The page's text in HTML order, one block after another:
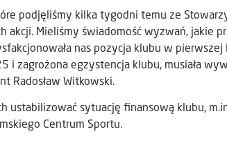
podjęliśmy kilka tygodni temu ze
akcji. Mieliśmy świadomość wyzwań, jakie
nas pozycja klubu w pierwszej
zagrożona egzystencja klubu, musiała
Radosław Witkowski.
ustabilizować sytuację finansową klubu,
Centrum Sportu.